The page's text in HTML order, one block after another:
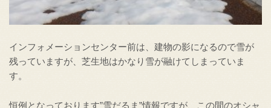
インフォメーションセンター前は、建物の影になるので雪が
残っていますが、芝生地はかなり雪が融けてしまっていま
す。
恒例となっております”雪だるま”情報ですが、この間のオシャ